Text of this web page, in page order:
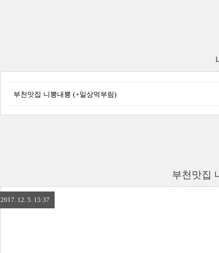
부천맛집 니뽕내뽕 (+일상먹부림)
부천맛집
2017. 12. 5. 15:37